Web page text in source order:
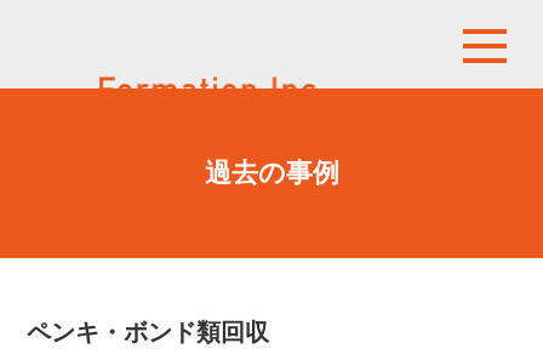
過去の事例
ペンキ・ボンド類回収